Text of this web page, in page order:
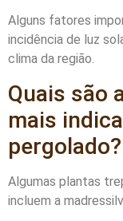
Alguns fatores
incidência de luz
clima da região.
Quais são
mais
pergolado?
Algumas plantas
incluem a